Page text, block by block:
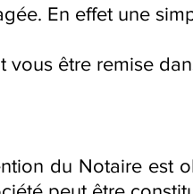
En effet une
être remise
du Notaire est